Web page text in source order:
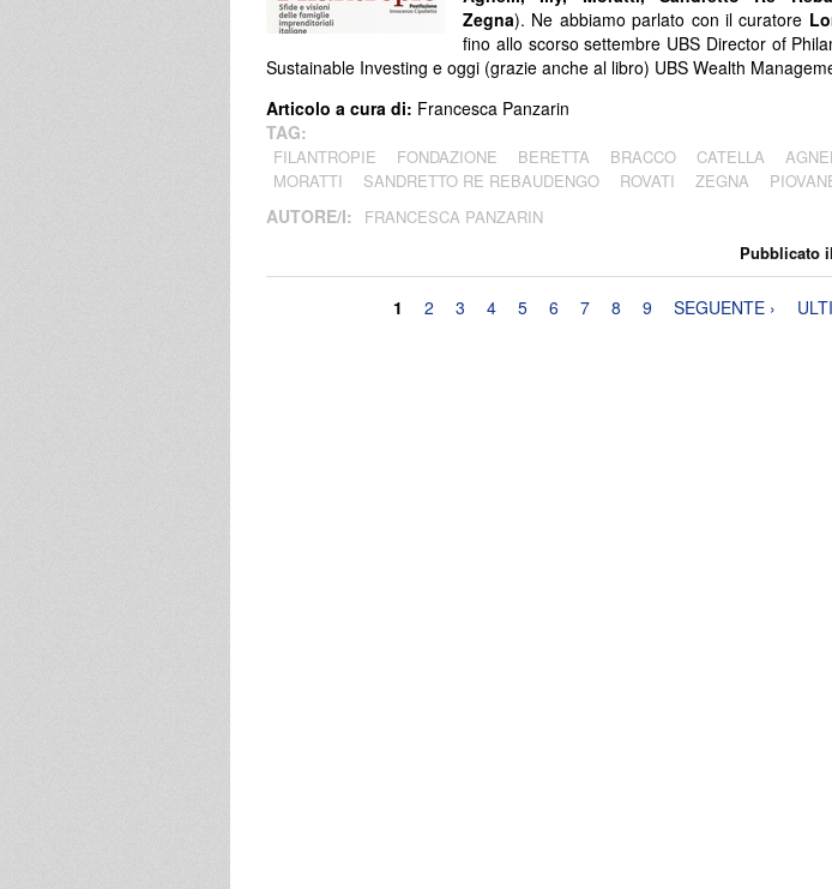
Pubblicato
Zegna). Ne abbiamo parlato con il curatore
fino allo scorso settembre UBS Director of
Sustainable Investing e oggi (grazie anche al libro) UBS Wealth
Articolo a cura di: Francesca Panzarin
TAG:
FILANTROPIE FONDAZIONE BERETTA BRACCO CATELLA
MORATTI
SANDRETTO RE REBAUDENGO ROVATI ZEGNA
AUTORE/I: FRANCESCA PANZARIN
1 2 3 4 5 6 7 8 9 SEGUENTE ›